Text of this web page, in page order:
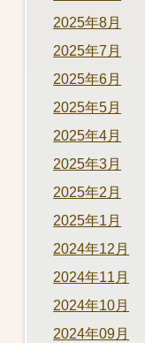
2025年8月
2025年7月
2025年6月
2025年5月
2025年4月
2025年3月
2025年2月
2025年1月
2024年12月
2024年11月
2024年10月
2024年09月